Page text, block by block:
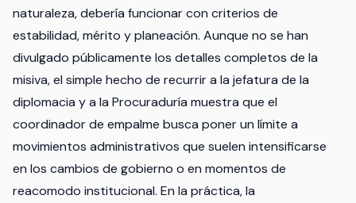
naturaleza, debería funcionar con criterios de
estabilidad, mérito y planeación. Aunque no se han
divulgado públicamente los detalles completos de la
misiva, el simple hecho de recurrir a la jefatura de la
diplomacia y a la Procuraduría muestra que el
coordinador de empalme busca poner un límite a
movimientos administrativos que suelen intensificarse
en los cambios de gobierno o en momentos de
reacomodo institucional. En la práctica, la